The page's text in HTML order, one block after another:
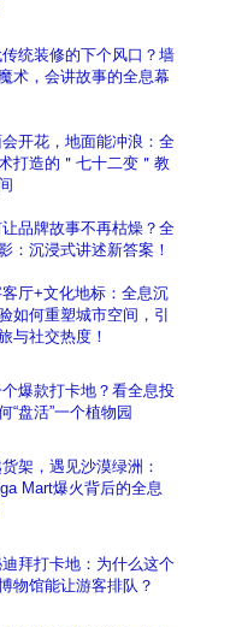
统装修的下个风口？墙
术，会讲故事的全息幕
开花，地面能冲浪：全
打造的＂七十二变＂教
品牌故事不再枯燥？全
：沉浸式讲述新答案！
厅+文化地标：全息沉
如何重塑城市空间，引
与社交热度！
爆款打卡地？看全息投
“盘活”一个植物园
架，遇见沙漠绿洲：
Mart爆火背后的全息
拜打卡地：为什么这个
物馆能让游客排队？